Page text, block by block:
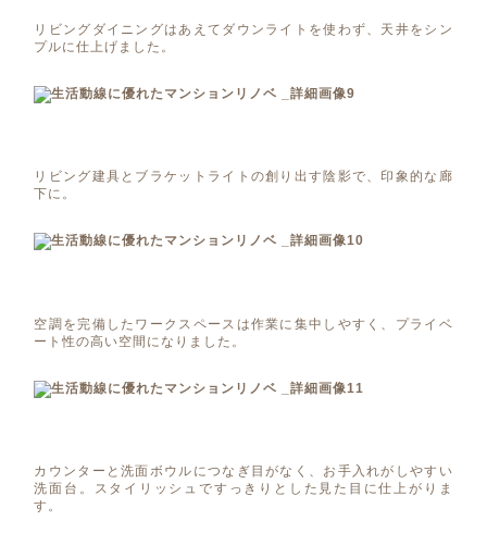
リビングダイニングはあえてダウンライトを使わず、天井をシン
プルに仕上げました。
リビング建具とブラケットライトの創り出す陰影で、印象的な廊
下に。
空調を完備したワークスペースは作業に集中しやすく、プライベ
ート性の高い空間になりました。
カウンターと洗面ボウルにつなぎ目がなく、お手入れがしやすい
洗面台。スタイリッシュですっきりとした見た目に仕上がりま
す。